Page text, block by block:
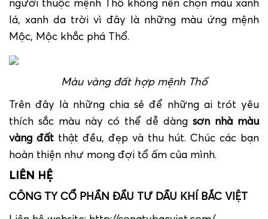
người thuộc mệnh Thổ không nên chọn màu xanh
lá, xanh da trời vì đây là những màu ứng mệnh
Mộc, Mộc khắc phá Thổ.
Màu vàng đất hợp mệnh Thổ
Trên đây là những chia sẻ để những ai trót yêu
thích sắc màu này có thể dễ dàng sơn nhà màu
vàng đất thật đều, đẹp và thu hút. Chúc các bạn
hoàn thiện như mong đợi tổ ấm của mình.
LIÊN HỆ
CÔNG TY CỔ PHẦN ĐẦU TƯ DẦU KHÍ BẮC VIỆT